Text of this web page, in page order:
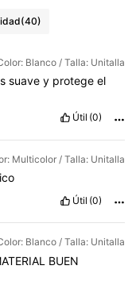
(40)
Blanco / Talla: Unitalla
suave y protege el
Útil (0)
Multicolor / Talla: Unitalla
Útil (0)
Blanco / Talla: Unitalla
BUEN